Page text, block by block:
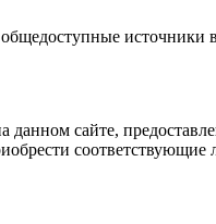
сайте,